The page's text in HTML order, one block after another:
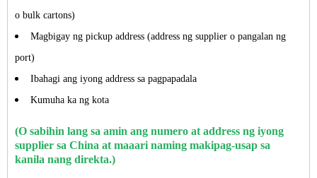
o bulk cartons)
Magbigay ng pickup address (address ng supplier o pangalan ng
port)
Ibahagi ang iyong address sa pagpapadala
Kumuha ka ng kota
(O sabihin lang sa amin ang numero at address ng iyong
supplier sa China at maaari naming makipag-usap sa
kanila nang direkta.)